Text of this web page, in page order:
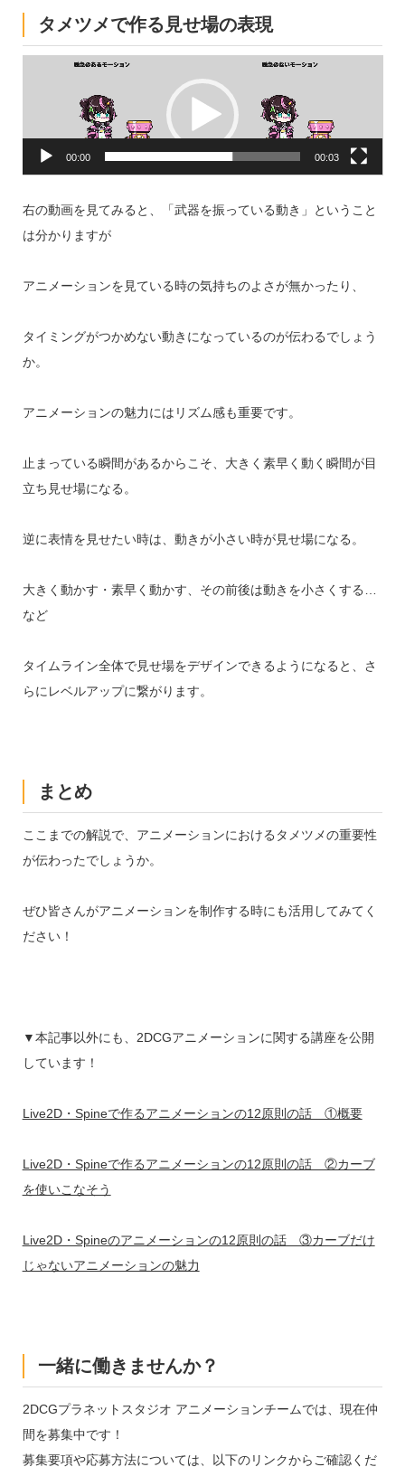
タメツメで作る見せ場の表現
動
ー
00:00 00:03
右の動画を見てみると、「武器を振っている動き」ということ
は分かりますが
アニメーションを見ている時の気持ちのよさが無かったり、
タイミングがつかめない動きになっているのが伝わるでしょう
か。
アニメーションの魅力にはリズム感も重要です。
止まっている瞬間があるからこそ、大きく素早く動く瞬間が目
立ち見せ場になる。
逆に表情を見せたい時は、動きが小さい時が見せ場になる。
大きく動かす・素早く動かす、その前後は動きを小さくする…
など
タイムライン全体で見せ場をデザインできるようになると、さ
らにレベルアップに繋がります。
まとめ
ここまでの解説で、アニメーションにおけるタメツメの重要性
が伝わったでしょうか。
ぜひ皆さんがアニメーションを制作する時にも活用してみてく
ださい！
▼本記事以外にも、2DCGアニメーションに関する講座を公開
しています！
Live2D・Spineで作るアニメーションの12原則の話 ①概要
Live2D・Spineで作るアニメーションの12原則の話 ②カーブ
を使いこなそう
Live2D・Spineのアニメーションの12原則の話 ③カーブだけ
じゃないアニメーションの魅力
一緒に働きませんか？
2DCGプラネットスタジオ アニメーションチームでは、現在仲
間を募集中です！
募集要項や応募方法については、以下のリンクからご確認くだ